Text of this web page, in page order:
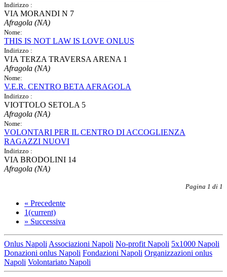
Indirizzo :
VIA MORANDI N 7
Afragola (NA)
Nome:
THIS IS NOT LAW IS LOVE ONLUS
Indirizzo :
VIA TERZA TRAVERSA ARENA 1
Afragola (NA)
Nome:
V.E.R. CENTRO BETA AFRAGOLA
Indirizzo :
VIOTTOLO SETOLA 5
Afragola (NA)
Nome:
VOLONTARI PER IL CENTRO DI ACCOGLIENZA
RAGAZZI NUOVI
Indirizzo :
VIA BRODOLINI 14
Afragola (NA)
Pagina 1 di 1
« Precedente
1(current)
» Successiva
Onlus Napoli Associazioni Napoli No-profit Napoli 5x1000 Napoli
Donazioni onlus Napoli Fondazioni Napoli Organizzazioni onlus
Napoli Volontariato Napoli